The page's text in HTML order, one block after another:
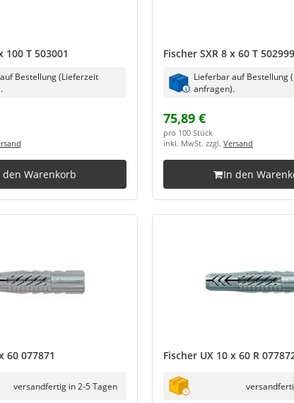
100 T 503001
Bestellung (Lieferzeit
den Warenkorb
Fischer SXR 8 x 60 T 502999
Lieferbar auf Bestellung
anfragen).
75,89 €
pro 100 Stück
inkl. MwSt. zzgl. Versand
In den
60 077871
versandfertig in 2-5 Tagen
Fischer UX 10 x 60 R